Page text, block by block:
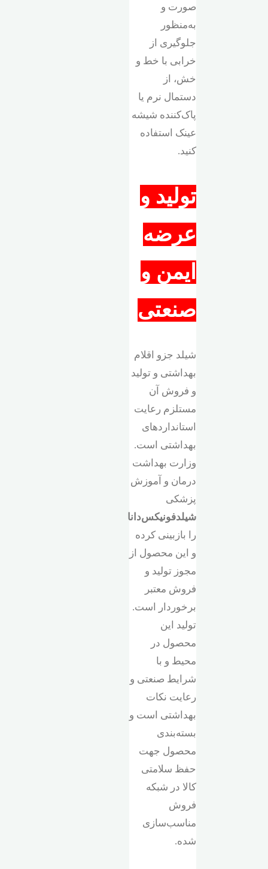
صورت و
به‌منظور
جلوگیری از
خرابی با خط و
خش، از
دستمال نرم یا
پاک‌کننده شیشه
عینک استفاده
کنید.
تولید و
عرضه
ایمن و
صنعتی
شیلد جزو اقلام
بهداشتی و تولید
و فروش آن
مستلزم رعایت
استانداردهای
بهداشتی است.
وزارت بهداشت
درمان و آموزش
پزشکی
شیلد‌فونیکس‌دانا
را بازبینی کرده
و این محصول از
مجوز تولید و
فروش معتبر
برخوردار است.
تولید این
محصول در
محیط و با
شرایط صنعتی و
رعایت نکات
بهداشتی است و
بسته‌بندی
محصول جهت
حفظ سلامتی
کالا در شبکه
فروش
مناسب‌سازی
شده.